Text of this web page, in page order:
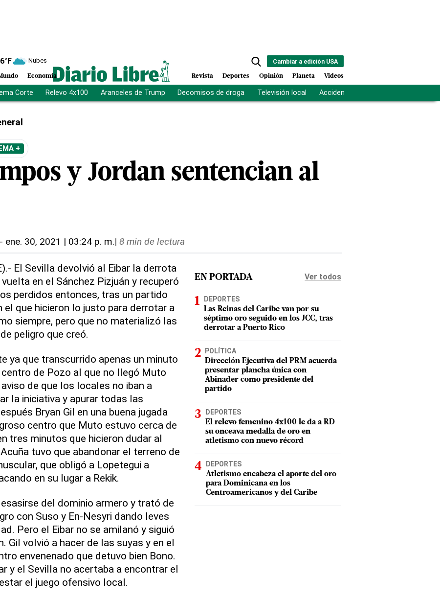
°F Nubes
Economía
Cambiar a edición USA
Revista Deportes Opinión Planeta Videos
Corte Relevo 4x100 Aranceles de Trump Decomisos de droga Televisión local Accidente Los Ríos
+
y Jordan sentencian al
- ene. 30, 2021 | 03:24 p. m.| 8 min de lectura
El Sevilla devolvió al Eibar la derrota
en el Sánchez Pizjuán y recuperó
perdidos entonces, tras un partido
el que hicieron lo justo para derrotar a
siempre, pero que no materializó las
peligro que creó.
ya que transcurrido apenas un minuto
de Pozo al que no llegó Muto
de que los locales no iban a
la iniciativa y apurar todas las
Bryan Gil en una buena jugada
centro que Muto estuvo cerca de
tres minutos que hicieron dudar al
tuvo que abandonar el terreno de
que obligó a Lopetegui a
en su lugar a Rekik.
del dominio armero y trató de
con Suso y En-Nesyri dando leves
Pero el Eibar no se amilanó y siguió
Gil volvió a hacer de las suyas y en el
envenenado que detuvo bien Bono.
y el Sevilla no acertaba a encontrar el
el juego ofensivo local.
EN PORTADA Ver todos
DEPORTES
Las Reinas del Caribe van por su
séptimo oro seguido en los JCC, tras
derrotar a Puerto Rico
POLÍTICA
Dirección Ejecutiva del PRM acuerda
presentar plancha única con
Abinader como presidente del
partido
DEPORTES
El relevo femenino 4x100 le da a RD
su onceava medalla de oro en
atletismo con nuevo récord
DEPORTES
Atletismo encabeza el aporte del oro
para Dominicana en los
Centroamericanos y del Caribe